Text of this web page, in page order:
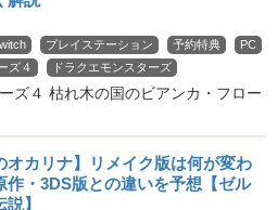
プレイステーション 予約特典
PC
ズ４ ドラクエモンスターズ
ズ４ 枯れ木の国のビアンカ・フロー
オカリナ】リメイク版は何が変わ
作・3DS版との違いを予想【ゼル
】